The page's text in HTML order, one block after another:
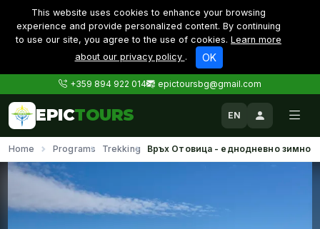
This website uses cookies to enhance your browsing
experience and provide personalized content. By continuing
to use our site, you agree to the use of cookies. Learn more
about our privacy policy . OK
+359 894 922 014 epictoursbg@gmail.com
EPICTOURS EN
Home Programs Trekking Връх Отовица - еднодневно зимно